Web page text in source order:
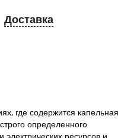
Доставка
где содержится капельная
определенного
ресурсов и